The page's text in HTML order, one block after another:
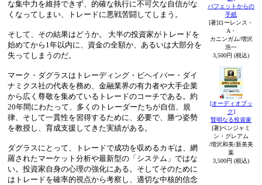
な集中力を維持できず、的確な執行に不可欠な自信がな
くなってしまい、トレードに悪戦苦闘してしまう。
そして、その結果はどうか。 大半の投資家がトレードを
始めてから1年以内に、資金の全額か、あるいは大部分を
失ってしまうのだ。
マーク・ダグラスはトレーディング・ビヘイバー・ダイ
ナミクス社の代表を務め、金融業界の有力者や大手企業
から広く尊敬を集めているトレードのコーチである。約
20年間にわたって、多くのトレーダーたちが自信、規
律、そして一貫性を習得するために、必要で、勝つ姿勢
を教授し、育成支援してきた実績がある。
ダグラスにとって、トレードで成功を収めるカギは、網
羅されたマーケット分析や最新型の「システム」ではな
い。投資家自身の心理の強化にある。そしてそのために
はトレードを確率的視点から考察し、適切な中核的信念
バフェットからの
手紙
[著]ローレンス・
A・
カニンガム/増沢
浩一
3,500円 (税込)
[オーディオブッ
ク]
賢明なる投資家
[著]ベンジャミ
ン・グレアム
/増沢和美/新美美
葉
3,500円 (税込)